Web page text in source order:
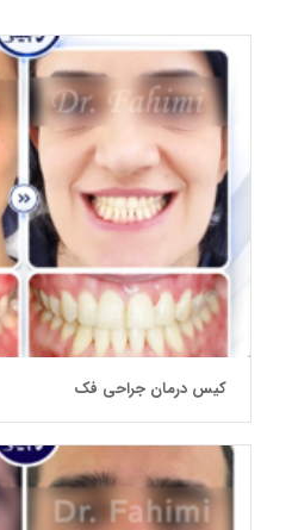
کیس درمان جراحی فک